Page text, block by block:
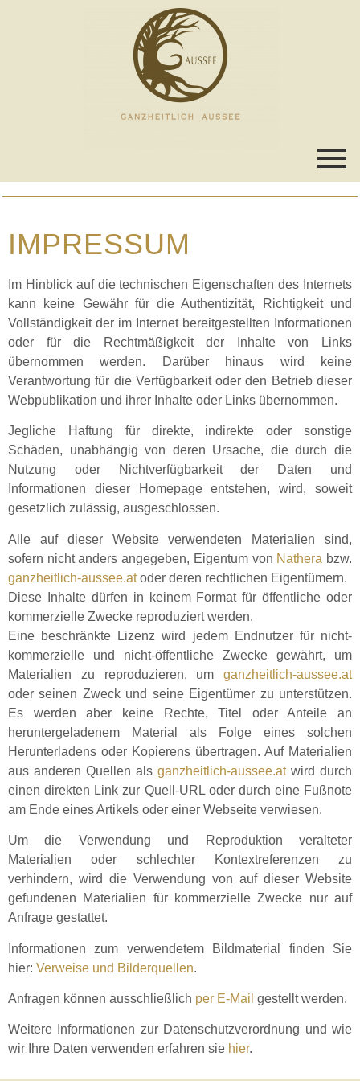
IMPRESSUM
Im Hinblick auf die technischen Eigenschaften des Internets
kann keine Gewähr für die Authentizität, Richtigkeit und
Vollständigkeit der im Internet bereitgestellten Informationen
oder für die Rechtmäßigkeit der Inhalte von Links
übernommen werden. Darüber hinaus wird keine
Verantwortung für die Verfügbarkeit oder den Betrieb dieser
Webpublikation und ihrer Inhalte oder Links übernommen.
Jegliche Haftung für direkte, indirekte oder sonstige
Schäden, unabhängig von deren Ursache, die durch die
Nutzung oder Nichtverfügbarkeit der Daten und
Informationen dieser Homepage entstehen, wird, soweit
gesetzlich zulässig, ausgeschlossen.
Alle auf dieser Website verwendeten Materialien sind,
sofern nicht anders angegeben, Eigentum von Nathera bzw.
ganzheitlich-aussee.atoder deren rechtlichen Eigentümern.
Diese Inhalte dürfen in keinem Format für öffentliche oder
kommerzielle Zwecke reproduziert werden.
Eine beschränkte Lizenz wird jedem Endnutzer für nicht-
kommerzielle und nicht-öffentliche Zwecke gewährt, um
Materialien zu reproduzieren, um ganzheitlich-aussee.at
oder seinen Zweck und seine Eigentümer zu unterstützen.
Es werden aber keine Rechte, Titel oder Anteile an
heruntergeladenem Material als Folge eines solchen
Herunterladens oder Kopierens übertragen. Auf Materialien
aus anderen Quellen als ganzheitlich-aussee.atwird durch
einen direkten Link zur Quell-URL oder durch eine Fußnote
am Ende eines Artikels oder einer Webseite verwiesen.
Um die Verwendung und Reproduktion veralteter
Materialien oder schlechter Kontextreferenzen zu
verhindern, wird die Verwendung von auf dieser Website
gefundenen Materialien für kommerzielle Zwecke nur auf
Anfrage gestattet.
Informationen zum verwendetem Bildmaterial finden Sie
hier: Verweise und Bilderquellen.
Anfragen können ausschließlich per E-Mail gestellt werden.
Weitere Informationen zur Datenschutzverordnung und wie
wir Ihre Daten verwenden erfahren sie hier.